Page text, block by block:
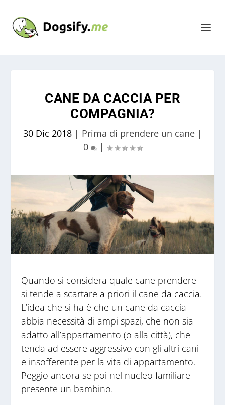
CANE DA CACCIA PER
COMPAGNIA?
30 Dic 2018| Prima di prendere un cane|
0
|
Quando si considera quale cane prendere
si tende a scartare a priori il cane da caccia.
L’idea che si ha è che un cane da caccia
abbia necessità di ampi spazi, che non sia
adatto all’appartamento (o alla città), che
tenda ad essere aggressivo con gli altri cani
e insofferente per la vita di appartamento.
Peggio ancora se poi nel nucleo familiare
presente un bambino.